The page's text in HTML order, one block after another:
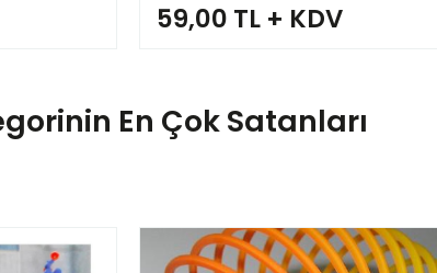
59,00 TL + KDV
En Çok Satanları